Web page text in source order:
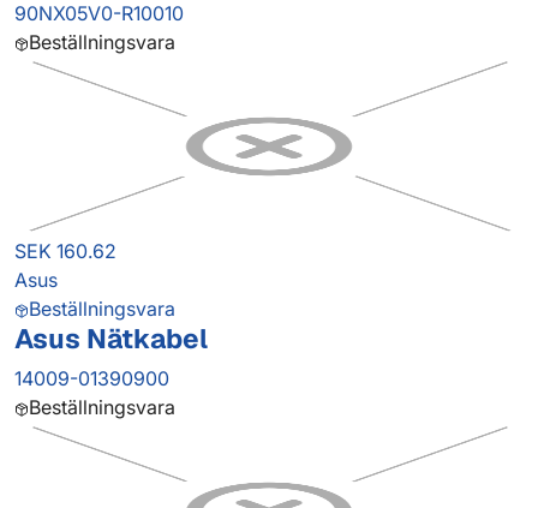
90NX05V0-R10010
Beställningsvara
SEK 160.62
Asus
Beställningsvara
Asus Nätkabel
14009-01390900
Beställningsvara